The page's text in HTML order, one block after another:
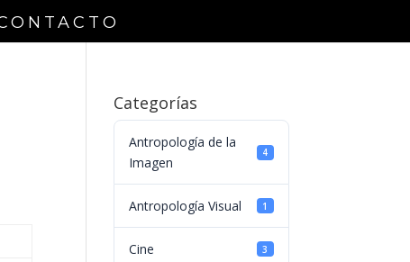
Categorías
Antropología de la
Imagen
4
Antropología Visual 1
Cine 3